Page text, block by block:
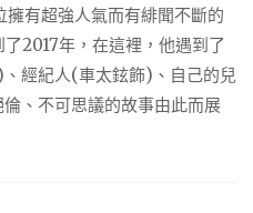
有超強人氣而有緋聞不斷的
2017年，在這裡，他遇到了
經紀人(車太鉉飾)、自己的兒
、不可思議的故事由此而展